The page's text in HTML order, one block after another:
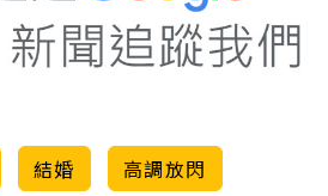
結婚
高調放閃